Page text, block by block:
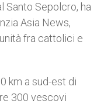
Santo Sepolcro, ha
Asia News,
fra cattolici e
km a sud-est di
300 vescovi